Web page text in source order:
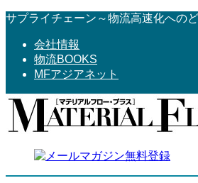
コ
へ
ス
ナ
ョ
ン
サプライチェーン～物流高速化への
会社情報
物流BOOKS
MFアジアネット